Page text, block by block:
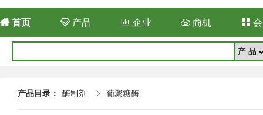
首页 产品 企业  商机 
产品目录： 酶制剂  葡聚糖酶